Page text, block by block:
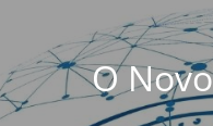
O